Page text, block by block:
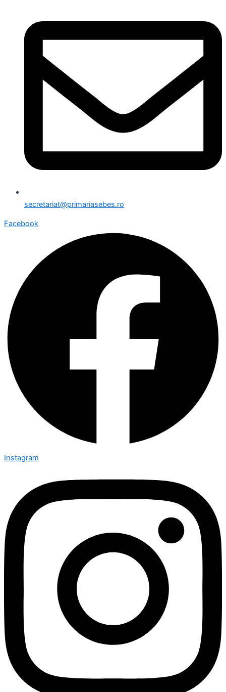
secretariat@primariasebes.ro
Facebook
Instagram